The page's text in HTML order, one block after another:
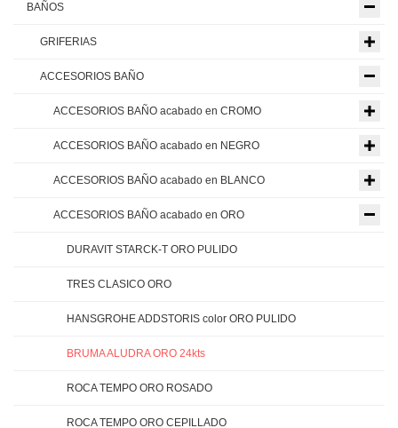
BAÑOS
GRIFERIAS
ACCESORIOS BAÑO
ACCESORIOS BAÑO acabado en CROMO
ACCESORIOS BAÑO acabado en NEGRO
ACCESORIOS BAÑO acabado en BLANCO
ACCESORIOS BAÑO acabado en ORO
DURAVIT STARCK-T ORO PULIDO
TRES CLASICO ORO
HANSGROHE ADDSTORIS color ORO PULIDO
BRUMA ALUDRA ORO 24kts
ROCA TEMPO ORO ROSADO
ROCA TEMPO ORO CEPILLADO